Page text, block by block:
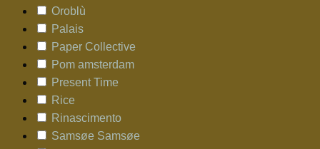
Oroblù
Palais
Paper Collective
Pom amsterdam
Present Time
Rice
Rinascimento
Samsøe Samsøe